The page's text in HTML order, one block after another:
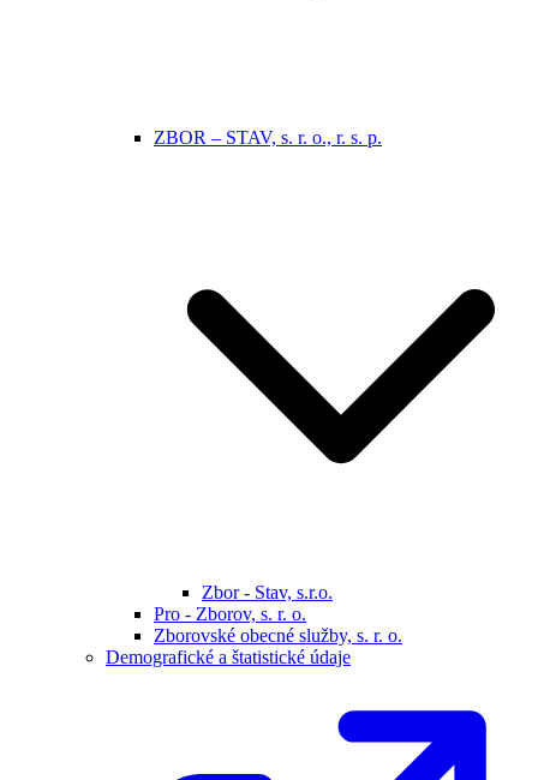
ZBOR – STAV, s. r. o., r. s. p.
Zbor - Stav, s.r.o.
Pro - Zborov, s. r. o.
Zborovské obecné služby, s. r. o.
Demografické a štatistické údaje